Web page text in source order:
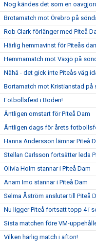
Nog kändes det som en
Brotamatch mot Örebro på
Rob Clark förlänger med Piteå
Härlig hemmavinst för Piteås
Hemmamatch mot Växjö på
Nähä - det gick inte Piteås väg
Bortamatch mot Kristianstad på
Fotbollsfest i Boden!
Äntligen omstart för Piteå Dam
Äntligen dags för årets
Hanna Andersson lämnar Piteå
Stellan Carlsson fortsätter leda
Olivia Holm stannar i Piteå Dam
Anam Imo stannar i Piteå Dam
Selma Åström ansluter till Piteå
Nu ligger Piteå fortsatt topp 4 i
Sista matchen före VM-
Vilken härlig match i afton!